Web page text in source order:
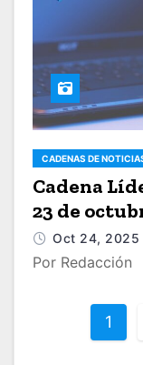
CADENAS DE
Cadena
23 de
Oct 24, 2025
Por Redacción
1